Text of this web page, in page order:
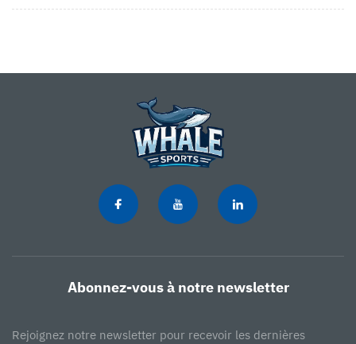
Abonnez-vous à notre newsletter
Rejoignez notre newsletter pour recevoir les dernières